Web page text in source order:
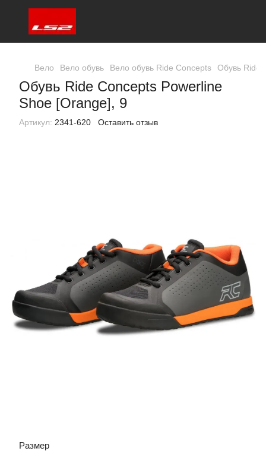
Вело Вело обувь Вело обувь Ride Concepts Обувь Ride
Обувь Ride Concepts Powerline
Shoe [Orange], 9
Артикул: 2341-620 Оставить отзыв
Размер